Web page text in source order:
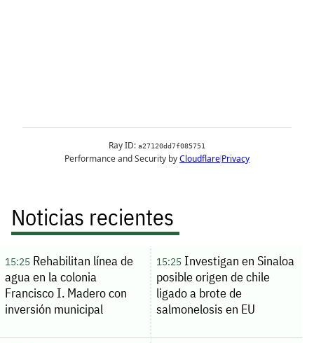
Noticias recientes
15:25Rehabilitan línea de
agua en la colonia
Francisco I. Madero con
inversión municipal
15:25Investigan en Sinaloa
posible origen de chile
ligado a brote de
salmonelosis en EU